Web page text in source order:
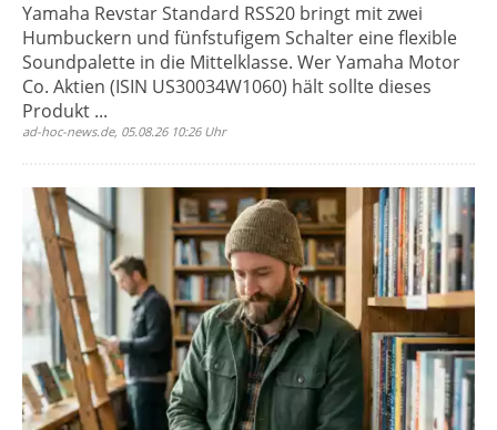
Yamaha Revstar Standard RSS20 bringt mit zwei
Humbuckern und fünfstufigem Schalter eine flexible
Soundpalette in die Mittelklasse. Wer Yamaha Motor
Co. Aktien (ISIN US30034W1060) hält sollte dieses
Produkt ...
ad-hoc-news.de, 05.08.26 10:26 Uhr